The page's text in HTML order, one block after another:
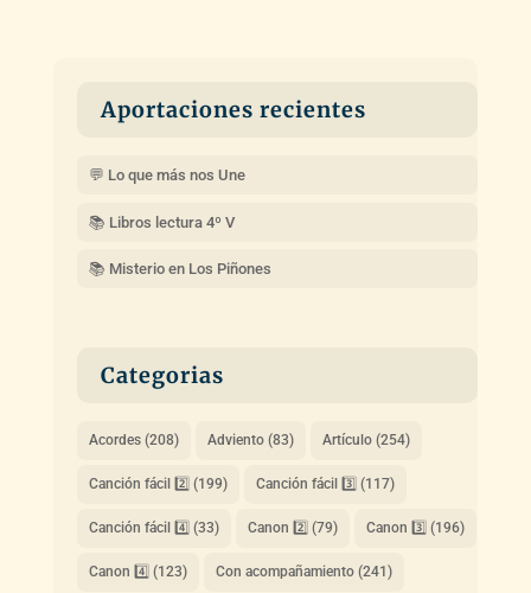
Aportaciones recientes
💬 Lo que más nos Une
📚 Libros lectura 4º V
📚 Misterio en Los Piñones
Categorias
Acordes(208) Adviento(83) Artículo(254)
Canción fácil 2️⃣ (199) Canción fácil 3️⃣ (117)
Canción fácil 4️⃣ (33) Canon 2️⃣ (79) Canon 3️⃣ (196)
Canon 4️⃣ (123) Con acompañamiento(241)